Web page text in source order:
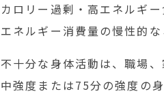
カロリー過剰・高エネルギ
エネルギー消費量の慢性的
不十分な身体活動は、職場
中強度または75分の強度の